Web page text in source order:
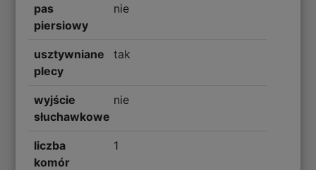
pas
piersiowy
nie
usztywniane
plecy
tak
wyjście
słuchawkowe
nie
liczba
komór
1